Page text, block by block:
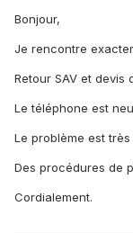
Bonjour,
Je rencontre
Retour SAV et devis
Le téléphone est
Le problème est
Des procédures de
Cordialement.